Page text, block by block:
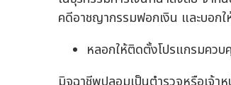
คดีอาชญากรรมฟอกเงิน และบอกใ
หลอกให้ติดตั้งโปรแกรมคว